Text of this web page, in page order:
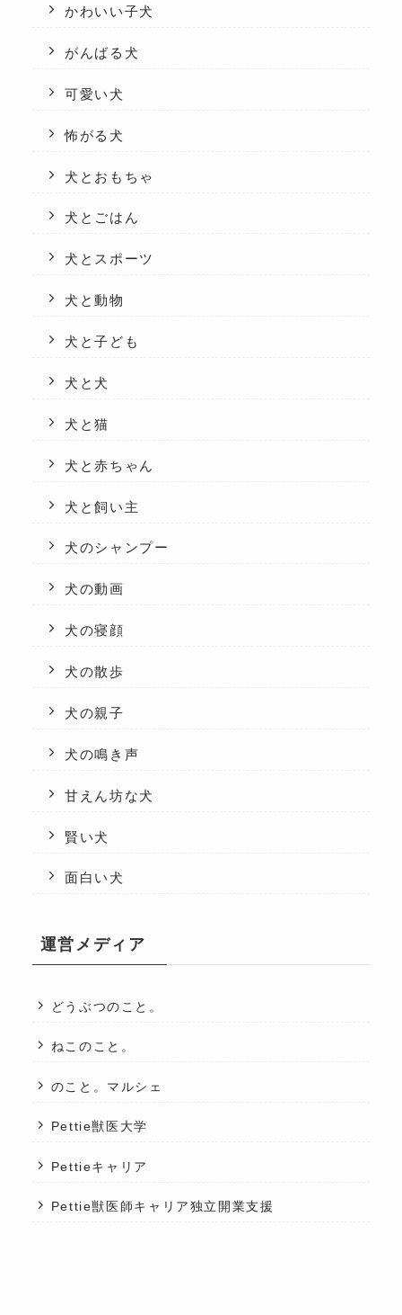
かわいい子犬
がんばる犬
可愛い犬
怖がる犬
犬とおもちゃ
犬とごはん
犬とスポーツ
犬と動物
犬と子ども
犬と犬
犬と猫
犬と赤ちゃん
犬と飼い主
犬のシャンプー
犬の動画
犬の寝顔
犬の散歩
犬の親子
犬の鳴き声
甘えん坊な犬
賢い犬
面白い犬
運営メディア
どうぶつのこと。
ねこのこと。
のこと。マルシェ
Pettie獣医大学
Pettieキャリア
Pettie獣医師キャリア独立開業支援